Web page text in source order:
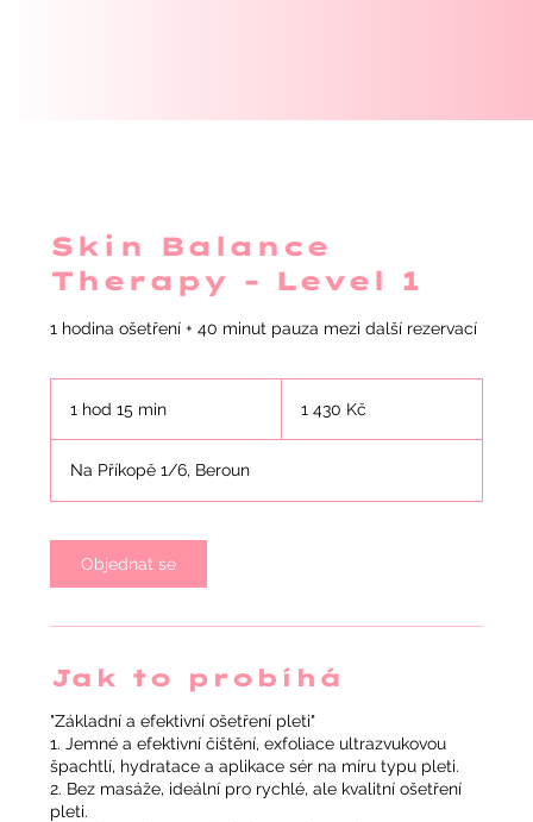
Skin Balance
Therapy - Level 1
1 hodina ošetření + 40 minut pauza mezi další rezervací
1 hod 15 min
1
5
i
n
korun1 430 Kč
Na Příkopě 1/6, Beroun
Objednat se
Jak to probíhá
"Základní a efektivní ošetření pleti"
1. Jemné a efektivní čištění, exfoliace ultrazvukovou
špachtlí, hydratace a aplikace sér na míru typu pleti.
2. Bez masáže, ideální pro rychlé, ale kvalitní ošetření
pleti.